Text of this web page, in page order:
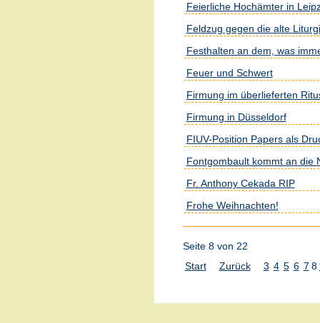
Feierliche Hochämter in
Feldzug gegen die alte
Festhalten an dem, was
Feuer und Schwert
Firmung im überlieferten
Firmung in Düsseldorf
FIUV-Position Papers als
Fontgombault kommt an die
Fr. Anthony Cekada RIP
Frohe Weihnachten!
Seite 8 von 22
Start
Zurück 3 4 5 6 7 8